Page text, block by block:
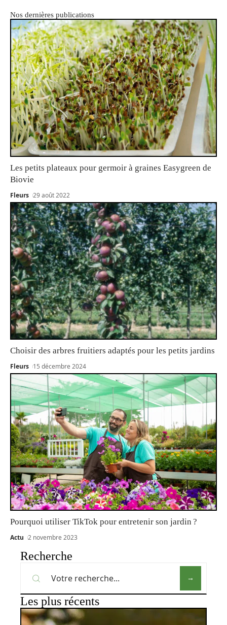
Nos dernières publications
Les petits plateaux pour germoir à graines Easygreen de
Biovie
Fleurs 29 août 2022
Choisir des arbres fruitiers adaptés pour les petits jardins
Fleurs 15 décembre 2024
Pourquoi utiliser TikTok pour entretenir son jardin ?
Actu 2 novembre 2023
Recherche
Les plus récents